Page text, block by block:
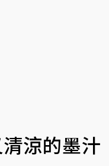
涼的墨汁